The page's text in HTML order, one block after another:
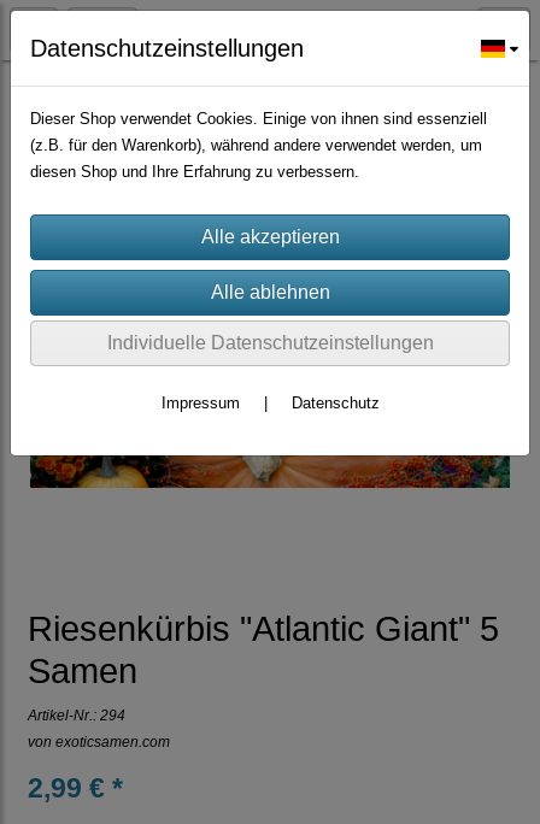
Gemüsesamen/Chilisamen
Riesenkürbis "Atlantic Giant" 5
Samen
Artikel-Nr.: 294
von exoticsamen.com
2,99 € *
Datenschutzeinstellungen
Dieser Shop verwendet Cookies. Einige von ihnen sind essenziell
(z.B. für den Warenkorb), während andere verwendet werden, um
diesen Shop und Ihre Erfahrung zu verbessern.
Individuelle Datenschutzeinstellungen
Impressum Datenschutz